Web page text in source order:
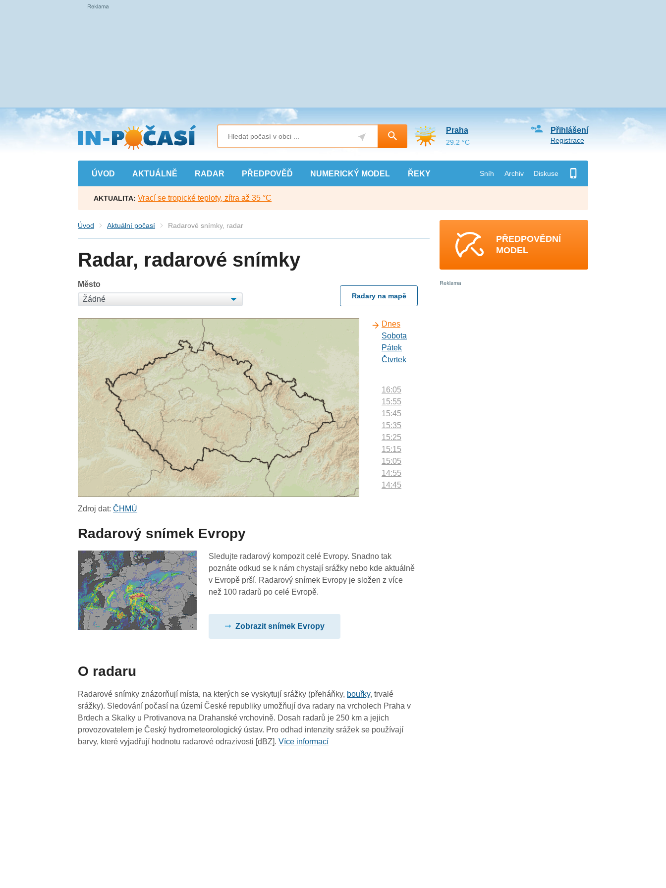
Přejít
na
hlavní
obsah
ÚVOD AKTUÁLNĚ RADAR PŘEDPOVĚĎ NUMERICKÝ MODEL ŘEKY Sníh Archiv Diskuse
Přihlášení
Registrace
Praha
29.2 °C
AKTUALITA: Vrací se tropické teploty, zítra až 35 °C
Úvod Aktuální počasí Radarové snímky, radar
Radar, radarové snímky
Město
Radary na mapě
Dnes
Sobota
Pátek
Čtvrtek
16:05
15:55
15:45
15:35
15:25
15:15
15:05
14:55
14:45
13:45
13:35
13:25
11:45
11:35
11:25
11:15
Zdroj dat:ČHMÚ
Radarový snímek Evropy
Sledujte radarový kompozit celé Evropy. Snadno tak
poznáte odkud se k nám chystají srážky nebo kde aktuálně
v Evropě prší. Radarový snímek Evropy je složen z více
než 100 radarů po celé Evropě.
Zobrazit snímek Evropy
O radaru
Radarové snímky znázorňují místa, na kterých se vyskytují srážky (přeháňky, bouřky, trvalé
srážky). Sledování počasí na území České republiky umožňují dva radary na vrcholech Praha v
Brdech a Skalky u Protivanova na Drahanské vrchovině. Dosah radarů je 250 km a jejich
provozovatelem je Český hydrometeorologický ústav. Pro odhad intenzity srážek se používají
barvy, které vyjadřují hodnotu radarové odrazivosti [dBZ].Více informací
PŘEDPOVĚDNÍ
MODEL